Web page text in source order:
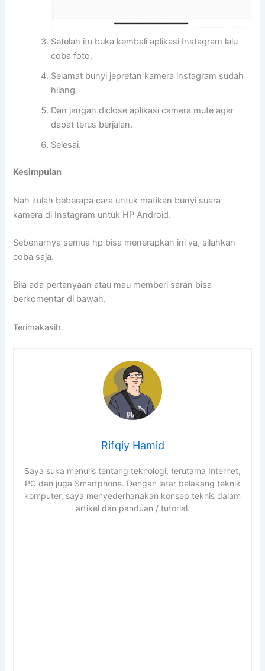
Setelah itu buka kembali aplikasi Instagram lalu
coba foto.
Selamat bunyi jepretan kamera instagram sudah
hilang.
Dan jangan diclose aplikasi camera mute agar
dapat terus berjalan.
Selesai.
Kesimpulan
Nah itulah beberapa cara untuk matikan bunyi suara
kamera di Instagram untuk HP Android.
Sebenarnya semua hp bisa menerapkan ini ya, silahkan
coba saja.
Bila ada pertanyaan atau mau memberi saran bisa
berkomentar di bawah.
Terimakasih.
Rifqiy Hamid
Saya suka menulis tentang teknologi, terutama Internet,
PC dan juga Smartphone. Dengan latar belakang teknik
komputer, saya menyederhanakan konsep teknis dalam
artikel dan panduan / tutorial.